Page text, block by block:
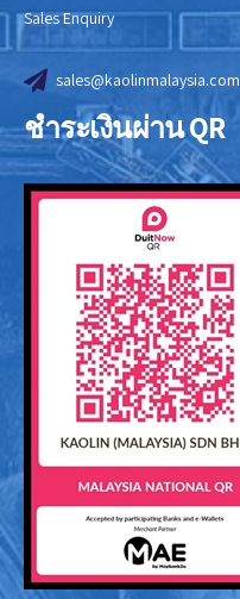
Sales Enquiry
sales@kaolinmalaysia.com
ชำระเงินผ่าน QR